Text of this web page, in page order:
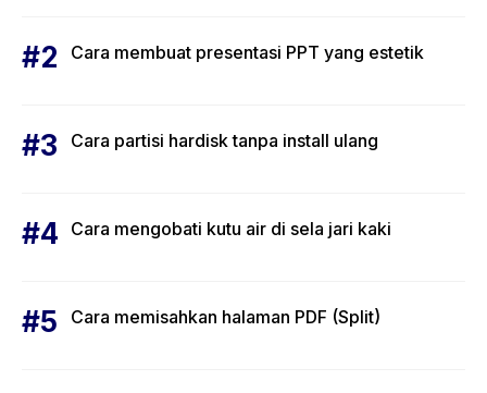
Cara membuat presentasi PPT yang estetik
Cara partisi hardisk tanpa install ulang
Cara mengobati kutu air di sela jari kaki
Cara memisahkan halaman PDF (Split)